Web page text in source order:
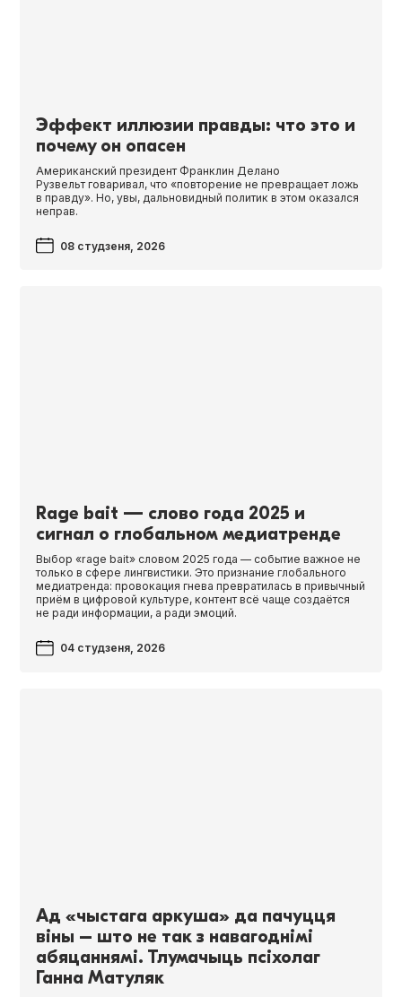
Эффект иллюзии правды: что это и
почему он опасен
Американский президент Франклин Делано
Рузвельт говаривал, что «повторение не превращает ложь
в правду». Но, увы, дальновидный политик в этом оказался
неправ.
08 студзеня, 2026
Rage bait — слово года 2025 и
сигнал о глобальном медиатренде
Выбор «rage bait» словом 2025 года — событие важное не
только в сфере лингвистики. Это признание глобального
медиатренда: провокация гнева превратилась в привычный
приём в цифровой культуре, контент всё чаще создаётся
не ради информации, а ради эмоций.
04 студзеня, 2026
Ад «чыстага аркуша» да пачуцця
віны – што не так з навагоднімі
абяцаннямі. Тлумачыць псіхолаг
Ганна Матуляк